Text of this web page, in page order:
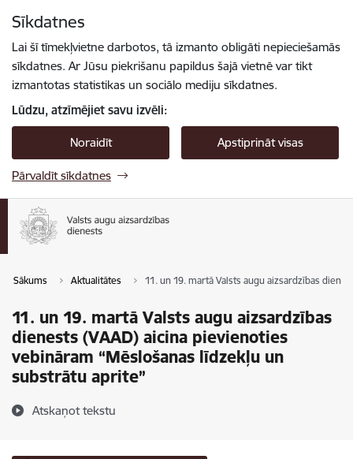
Sīkdatnes
Lai šī tīmekļvietne darbotos, tā izmanto obligāti nepieciešamās
sīkdatnes. Ar Jūsu piekrišanu papildus šajā vietnē var tikt
izmantotas statistikas un sociālo mediju sīkdatnes.
Lūdzu, atzīmējiet savu izvēli:
Noraidīt Apstiprināt visas
Pārvaldīt sīkdatnes
Sākums Aktualitātes 11. un 19. martā Valsts augu aizsardzības
11. un 19. martā Valsts augu aizsardzības
dienests (VAAD) aicina pievienoties
vebināram “Mēslošanas līdzekļu un
substrātu aprite”
Atskaņot tekstu